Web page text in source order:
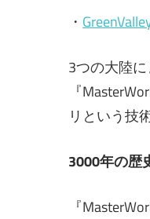
・
3つの大陸に
『
リという技
3000年の歴
『